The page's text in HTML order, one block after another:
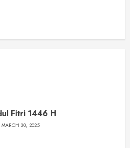
Fitri 1446 H
MARCH 30, 2025